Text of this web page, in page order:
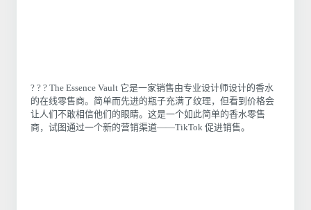
? ? ? The Essence Vault 它是一家销售由专业设计师设计的香水
的在线零售商。简单而先进的瓶子充满了纹理，但看到价格会
让人们不敢相信他们的眼睛。这是一个如此简单的香水零售
商，试图通过一个新的营销渠道——TikTok 促进销售。